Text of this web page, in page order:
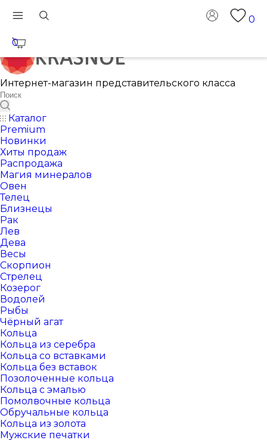
0
0
Интернет-магазин представительского класса
Каталог
Premium
Новинки
Хиты продаж
Распродажа
Магия минералов
Овен
Телец
Близнецы
Рак
Лев
Дева
Весы
Скорпион
Стрелец
Козерог
Водолей
Рыбы
Чёрный агат
Кольца
Кольца из серебра
Кольца со вставками
Кольца без вставок
Позолоченные кольца
Кольца с эмалью
Помолвочные кольца
Обручальные кольца
Кольца из золота
Мужские печатки